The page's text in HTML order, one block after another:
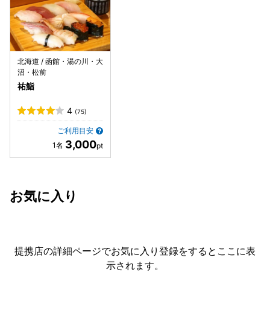
北海道 / 函館・湯の川・大
沼・松前
祐鮨
4 (75)
ご利用目安
3,000
お気に入り
提携店の詳細ページでお気に入り登録をすると ここに表
示されます。